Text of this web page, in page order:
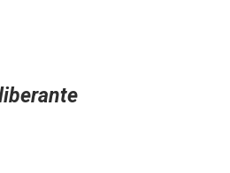
Vice-
Deliberante